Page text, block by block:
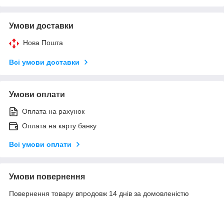
Умови доставки
Нова Пошта
Всі умови доставки
Умови оплати
Оплата на рахунок
Оплата на карту банку
Всі умови оплати
Умови повернення
Повернення товару впродовж 14 днів за домовленістю